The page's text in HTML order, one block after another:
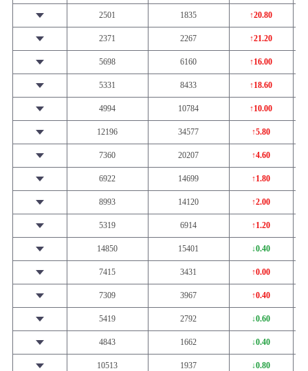
2501 1835 ↑20.80
2371 2267 ↑21.20
5698 6160 ↑16.00
5331 8433 ↑18.60
4994 10784 ↑10.00
12196 34577 ↑5.80
7360 20207 ↑4.60
6922 14699 ↑1.80
8993 14120 ↑2.00
5319 6914 ↑1.20
14850 15401 ↓0.40
7415 3431 ↑0.00
7309 3967 ↑0.40
5419 2792 ↓0.60
4843 1662 ↓0.40
10513 1937 ↓0.80